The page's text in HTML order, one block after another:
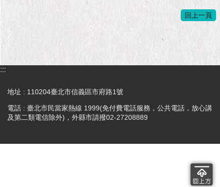
回上一頁
:::
地址 : 110204臺北市信義區市府路1號
電話 : 臺北市民當家熱線 1999(免付費電話服務，公共電話，放心講
及第二類電信除外)，外縣市請撥02-27208889